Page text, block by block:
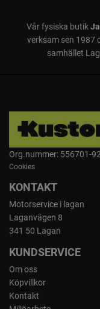
Stor uppsamlare
Uppsamlaren medföljer
Vår fysiska butik
verksam sen 1987
samhället
Org.nummer: 556701-
Cookies
KONTAKT
Motorservice i lagan
Laganvägen 8
341 50 Lagan
KUNDSERVICE
Om oss
Köpvillkor
Kontakt